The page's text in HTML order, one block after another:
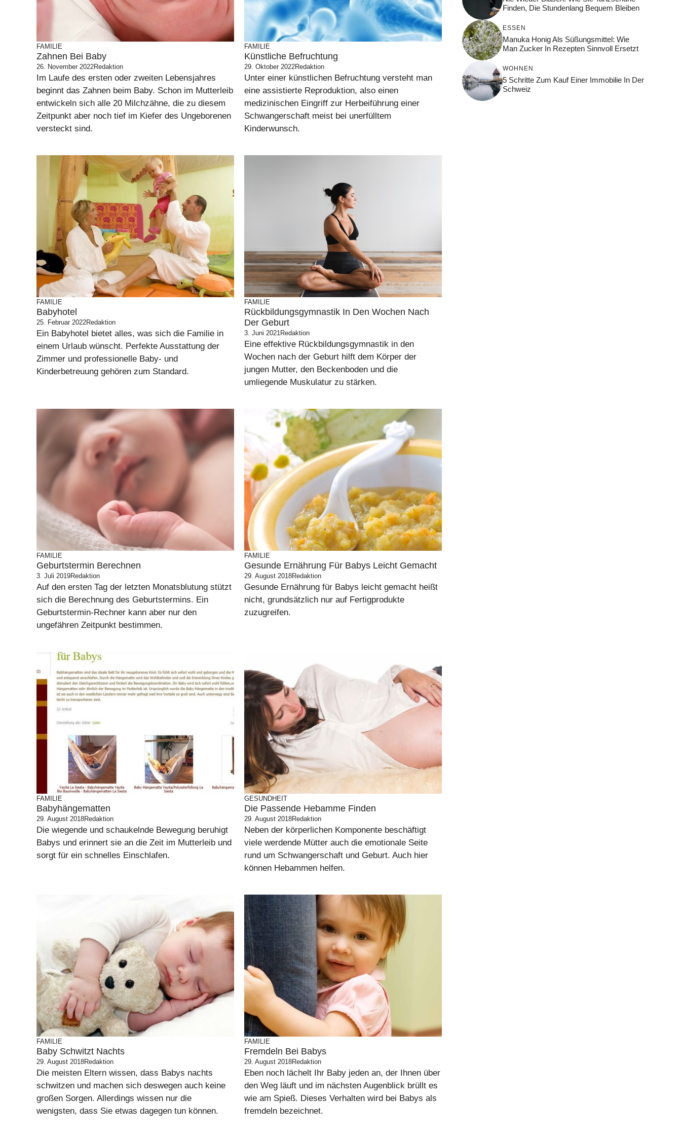
FAMILIE
Zahnen Bei Baby
26. November 2022Redaktion
Im Laufe des ersten oder zweiten Lebensjahres
beginnt das Zahnen beim Baby. Schon im Mutterleib
entwickeln sich alle 20 Milchzähne, die zu diesem
Zeitpunkt aber noch tief im Kiefer des Ungeborenen
versteckt sind.
FAMILIE
Künstliche Befruchtung
29. Oktober 2022Redaktion
Unter einer künstlichen Befruchtung versteht man
eine assistierte Reproduktion, also einen
medizinischen Eingriff zur Herbeiführung einer
Schwangerschaft meist bei unerfülltem
Kinderwunsch.
FAMILIE
Babyhotel
25. Februar 2022Redaktion
Ein Babyhotel bietet alles, was sich die Familie in
einem Urlaub wünscht. Perfekte Ausstattung der
Zimmer und professionelle Baby- und
Kinderbetreuung gehören zum Standard.
FAMILIE
Rückbildungsgymnastik In Den Wochen Nach
Der Geburt
3. Juni 2021Redaktion
Eine effektive Rückbildungsgymnastik in den
Wochen nach der Geburt hilft dem Körper der
jungen Mutter, den Beckenboden und die
umliegende Muskulatur zu stärken.
FAMILIE
Geburtstermin Berechnen
3. Juli 2019Redaktion
Auf den ersten Tag der letzten Monatsblutung stützt
sich die Berechnung des Geburtstermins. Ein
Geburtstermin-Rechner kann aber nur den
ungefähren Zeitpunkt bestimmen.
FAMILIE
Gesunde Ernährung Für Babys Leicht Gemacht
29. August 2018Redaktion
Gesunde Ernährung für Babys leicht gemacht heißt
nicht, grundsätzlich nur auf Fertigprodukte
zuzugreifen.
FAMILIE
Babyhängematten
29. August 2018Redaktion
Die wiegende und schaukelnde Bewegung beruhigt
Babys und erinnert sie an die Zeit im Mutterleib und
sorgt für ein schnelles Einschlafen.
GESUNDHEIT
Die Passende Hebamme Finden
29. August 2018Redaktion
Neben der körperlichen Komponente beschäftigt
viele werdende Mütter auch die emotionale Seite
rund um Schwangerschaft und Geburt. Auch hier
können Hebammen helfen.
FAMILIE
Baby Schwitzt Nachts
29. August 2018Redaktion
Die meisten Eltern wissen, dass Babys nachts
schwitzen und machen sich deswegen auch keine
großen Sorgen. Allerdings wissen nur die
wenigsten, dass Sie etwas dagegen tun können.
FAMILIE
Fremdeln Bei Babys
29. August 2018Redaktion
Eben noch lächelt Ihr Baby jeden an, der Ihnen über
den Weg läuft und im nächsten Augenblick brüllt es
wie am Spieß. Dieses Verhalten wird bei Babys als
fremdeln bezeichnet.
Finden, Die Stundenlang Bequem Bleiben
ESSEN
Manuka Honig Als Süßungsmittel: Wie
Man Zucker In Rezepten Sinnvoll Ersetzt
WOHNEN
5 Schritte Zum Kauf Einer Immobilie In Der
Schweiz